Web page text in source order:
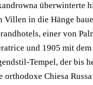
überwinterte
Villen in die Hänge
einer von
und 1905 mit
Tempel, der bis
orthodoxe Chiesa